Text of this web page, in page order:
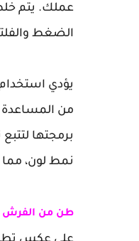
عملك. يتم
الضغط
يؤدي استخدام
من المساعدة
برمجتها
نمط لون، مما
طن من الفرش